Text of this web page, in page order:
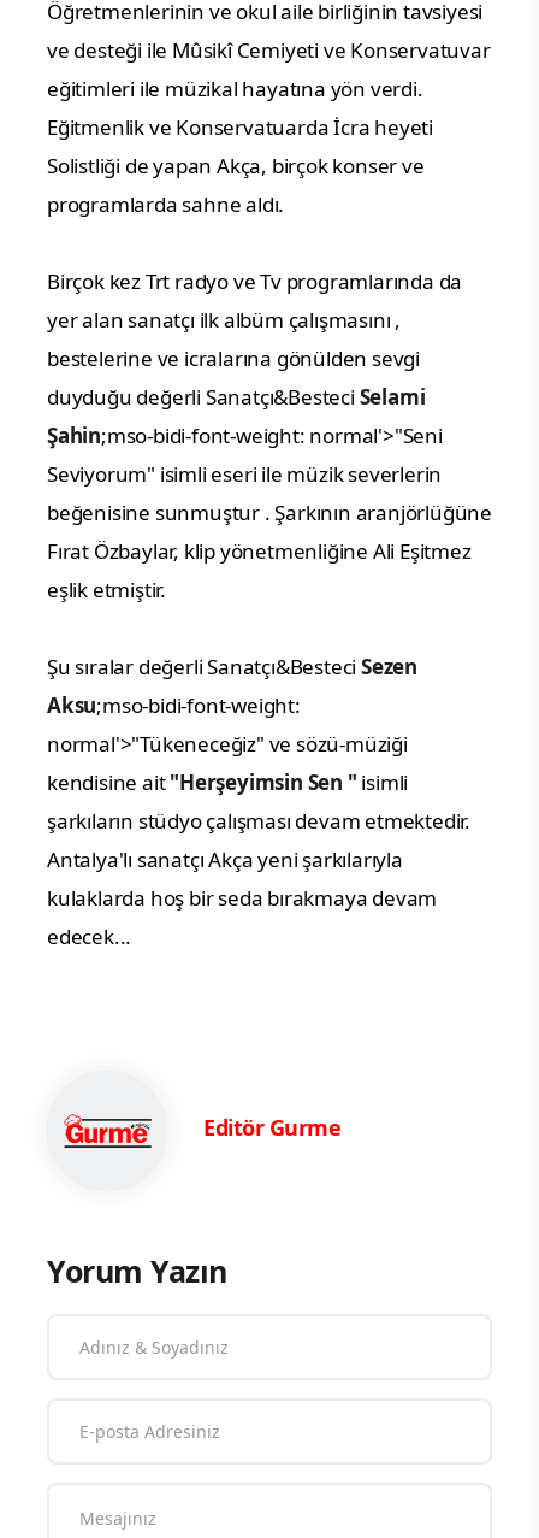
Öğretmenlerinin ve okul aile birliğinin tavsiyesi
ve desteği ile Mûsikî Cemiyeti ve Konservatuvar
eğitimleri ile müzikal hayatına yön verdi.
Eğitmenlik ve Konservatuarda İcra heyeti
Solistliği de yapan Akça, birçok konser ve
programlarda sahne aldı.
Birçok kez Trt radyo ve Tv programlarında da
yer alan sanatçı ilk albüm çalışmasını ,
bestelerine ve icralarına gönülden sevgi
duyduğu değerli Sanatçı&Besteci Selami
Şahin;mso-bidi-font-weight: normal'>"Seni
Seviyorum" isimli eseri ile müzik severlerin
beğenisine sunmuştur . Şarkının aranjörlüğüne
Fırat Özbaylar, klip yönetmenliğine Ali Eşitmez
eşlik etmiştir.
Şu sıralar değerli Sanatçı&Besteci Sezen
Aksu;mso-bidi-font-weight:
normal'>"Tükeneceğiz" ve sözü-müziği
kendisine ait"Herşeyimsin Sen " isimli
şarkıların stüdyo çalışması devam etmektedir.
Antalya'lı sanatçı Akça yeni şarkılarıyla
kulaklarda hoş bir seda bırakmaya devam
edecek...
Editör Gurme
Yorum Yazın